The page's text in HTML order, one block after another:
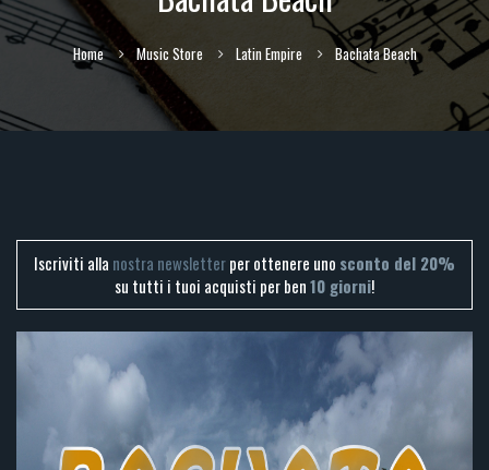
Home Music Store Latin Empire Bachata Beach
Iscriviti alla nostra newsletterper ottenere uno sconto del 20%
su tutti i tuoi acquisti per ben10 giorni!